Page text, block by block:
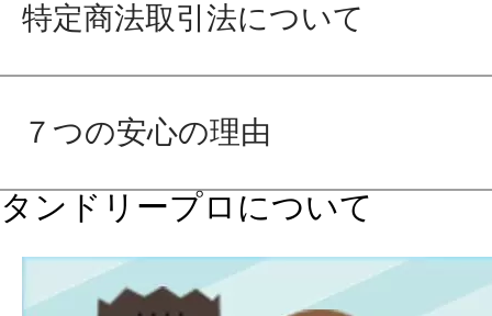
特定商法取引法について
７つの安心の理由
タンドリープロについて